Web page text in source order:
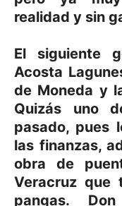
realidad y sin
El siguiente
Acosta
de Moneda y
Quizás uno
pasado, pues
las finanzas,
obra de
Veracruz que
pangas.